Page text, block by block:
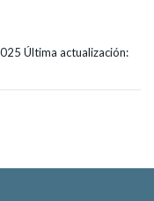
Última actualización: